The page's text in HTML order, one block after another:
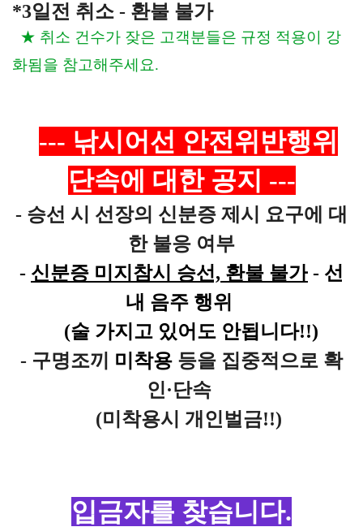
*3일전 취소 - 환불 불가
★ 취소 건수가 잦은 고객분들은 규정 적용이 강
화됨을 참고해주세요.
--- 낚시어선 안전위반행위
단속에 대한 공지 ---
- 승선 시 선장의 신분증 제시 요구에 대
한 불응 여부
- 신분증 미지참시 승선, 환불 불가 - 선
내 음주 행위
(술 가지고 있어도 안됩니다!!)
- 구명조끼 미착용 등을 집중적으로 확
인·단속
(미착용시 개인벌금!!)
입금자를 찾습니다.